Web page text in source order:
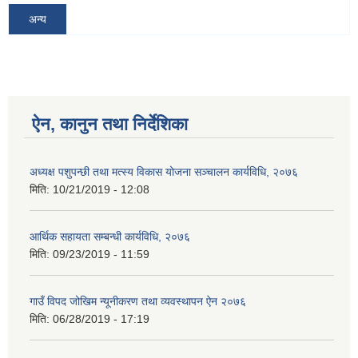
अन्य
ऐन, कानुन तथा निर्देशिका
अध्यक्ष पशुपन्छी तथा मत्स्य विकास योजना सञ्चालन कार्यविधि, २०७६
मिति: 10/21/2019 - 12:08
आर्थिक सहायता सम्बन्धी कार्यविधि, २०७६
मिति: 09/23/2019 - 11:59
गाउँ विपद जोखिम न्यूनीकरण तथा व्यवस्थापन ऐन २०७६
मिति: 06/28/2019 - 17:19